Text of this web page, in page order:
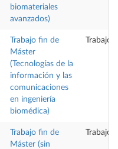
biomateriales
avanzados)
Trabajo fin de
Máster
(Tecnologías de la
información y las
comunicaciones
en ingeniería
biomédica)
Trabajo
Trabajo fin de
Máster (sin
Trabajo